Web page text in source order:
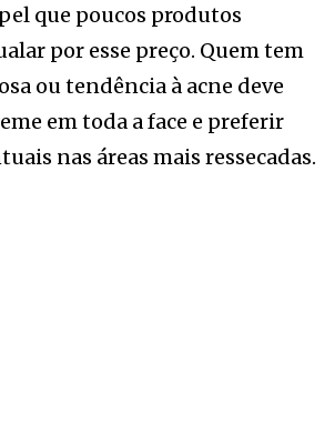
que poucos produtos
por esse preço. Quem tem
ou tendência à acne deve
em toda a face e preferir
nas áreas mais ressecadas.